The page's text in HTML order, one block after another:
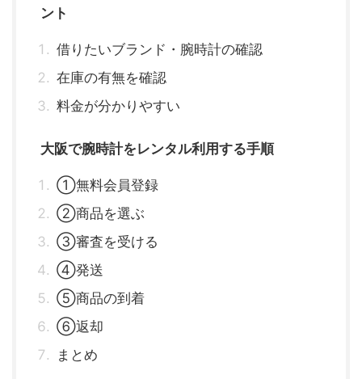
ント
借りたいブランド・腕時計の確認
在庫の有無を確認
料金が分かりやすい
大阪で腕時計をレンタル利用する手順
①無料会員登録
②商品を選ぶ
③審査を受ける
④発送
⑤商品の到着
⑥返却
まとめ